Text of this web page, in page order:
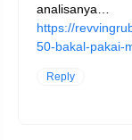
analisanya…
https://
50-bakal-pakai-
Reply